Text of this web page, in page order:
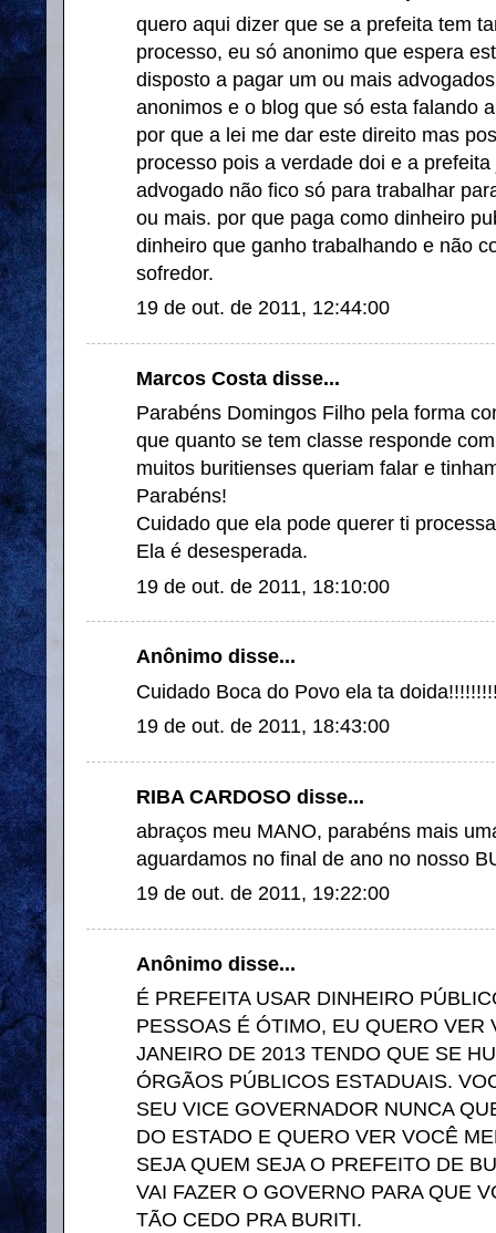
quero aqui dizer que se a prefeita tem
processo, eu só anonimo que espera
disposto a pagar um ou mais
anonimos e o blog que só esta falando
por que a lei me dar este direito mas
processo pois a verdade doi e a
advogado não fico só para trabalhar
ou mais. por que paga como dinheiro
dinheiro que ganho trabalhando e não
sofredor.
19 de out. de 2011, 12:44:00
Marcos Costa disse...
Parabéns Domingos Filho pela forma
que quanto se tem classe responde
muitos buritienses queriam falar e
Parabéns!
Cuidado que ela pode querer ti
Ela é desesperada.
19 de out. de 2011, 18:10:00
Anônimo disse...
Cuidado Boca do Povo ela ta
19 de out. de 2011, 18:43:00
RIBA CARDOSO disse...
abraços meu MANO, parabéns mais
aguardamos no final de ano no nosso
19 de out. de 2011, 19:22:00
Anônimo disse...
É PREFEITA USAR DINHEIRO
PESSOAS É ÓTIMO, EU QUERO VER
JANEIRO DE 2013 TENDO QUE SE
ÓRGÃOS PÚBLICOS ESTADUAIS.
SEU VICE GOVERNADOR NUNCA
DO ESTADO E QUERO VER VOCÊ
SEJA QUEM SEJA O PREFEITO DE
VAI FAZER O GOVERNO PARA QUE
TÃO CEDO PRA BURITI.